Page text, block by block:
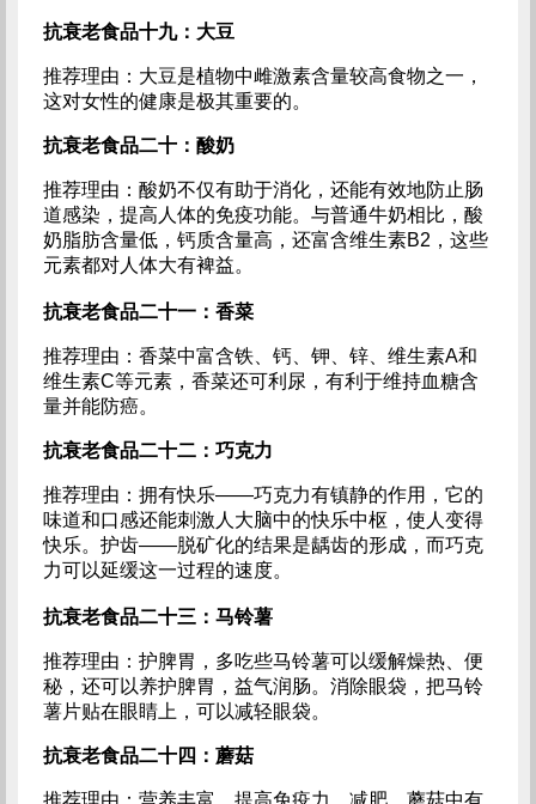
抗衰老食品十九：大豆
推荐理由：大豆是植物中雌激素含量较高食物之一，
这对女性的健康是极其重要的。
抗衰老食品二十：酸奶
推荐理由：酸奶不仅有助于消化，还能有效地防止肠
道感染，提高人体的免疫功能。与普通牛奶相比，酸
奶脂肪含量低，钙质含量高，还富含维生素B2，这些
元素都对人体大有裨益。
抗衰老食品二十一：香菜
推荐理由：香菜中富含铁、钙、钾、锌、维生素A和
维生素C等元素，香菜还可利尿，有利于维持血糖含
量并能防癌。
抗衰老食品二十二：巧克力
推荐理由：拥有快乐——巧克力有镇静的作用，它的
味道和口感还能刺激人大脑中的快乐中枢，使人变得
快乐。护齿——脱矿化的结果是龋齿的形成，而巧克
力可以延缓这一过程的速度。
抗衰老食品二十三：马铃薯
推荐理由：护脾胃，多吃些马铃薯可以缓解燥热、便
秘，还可以养护脾胃，益气润肠。消除眼袋，把马铃
薯片贴在眼睛上，可以减轻眼袋。
抗衰老食品二十四：蘑菇
推荐理由：营养丰富、提高免疫力、减肥，蘑菇中有